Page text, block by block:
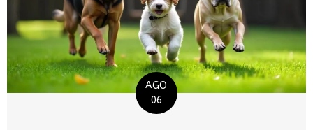
AGO
06